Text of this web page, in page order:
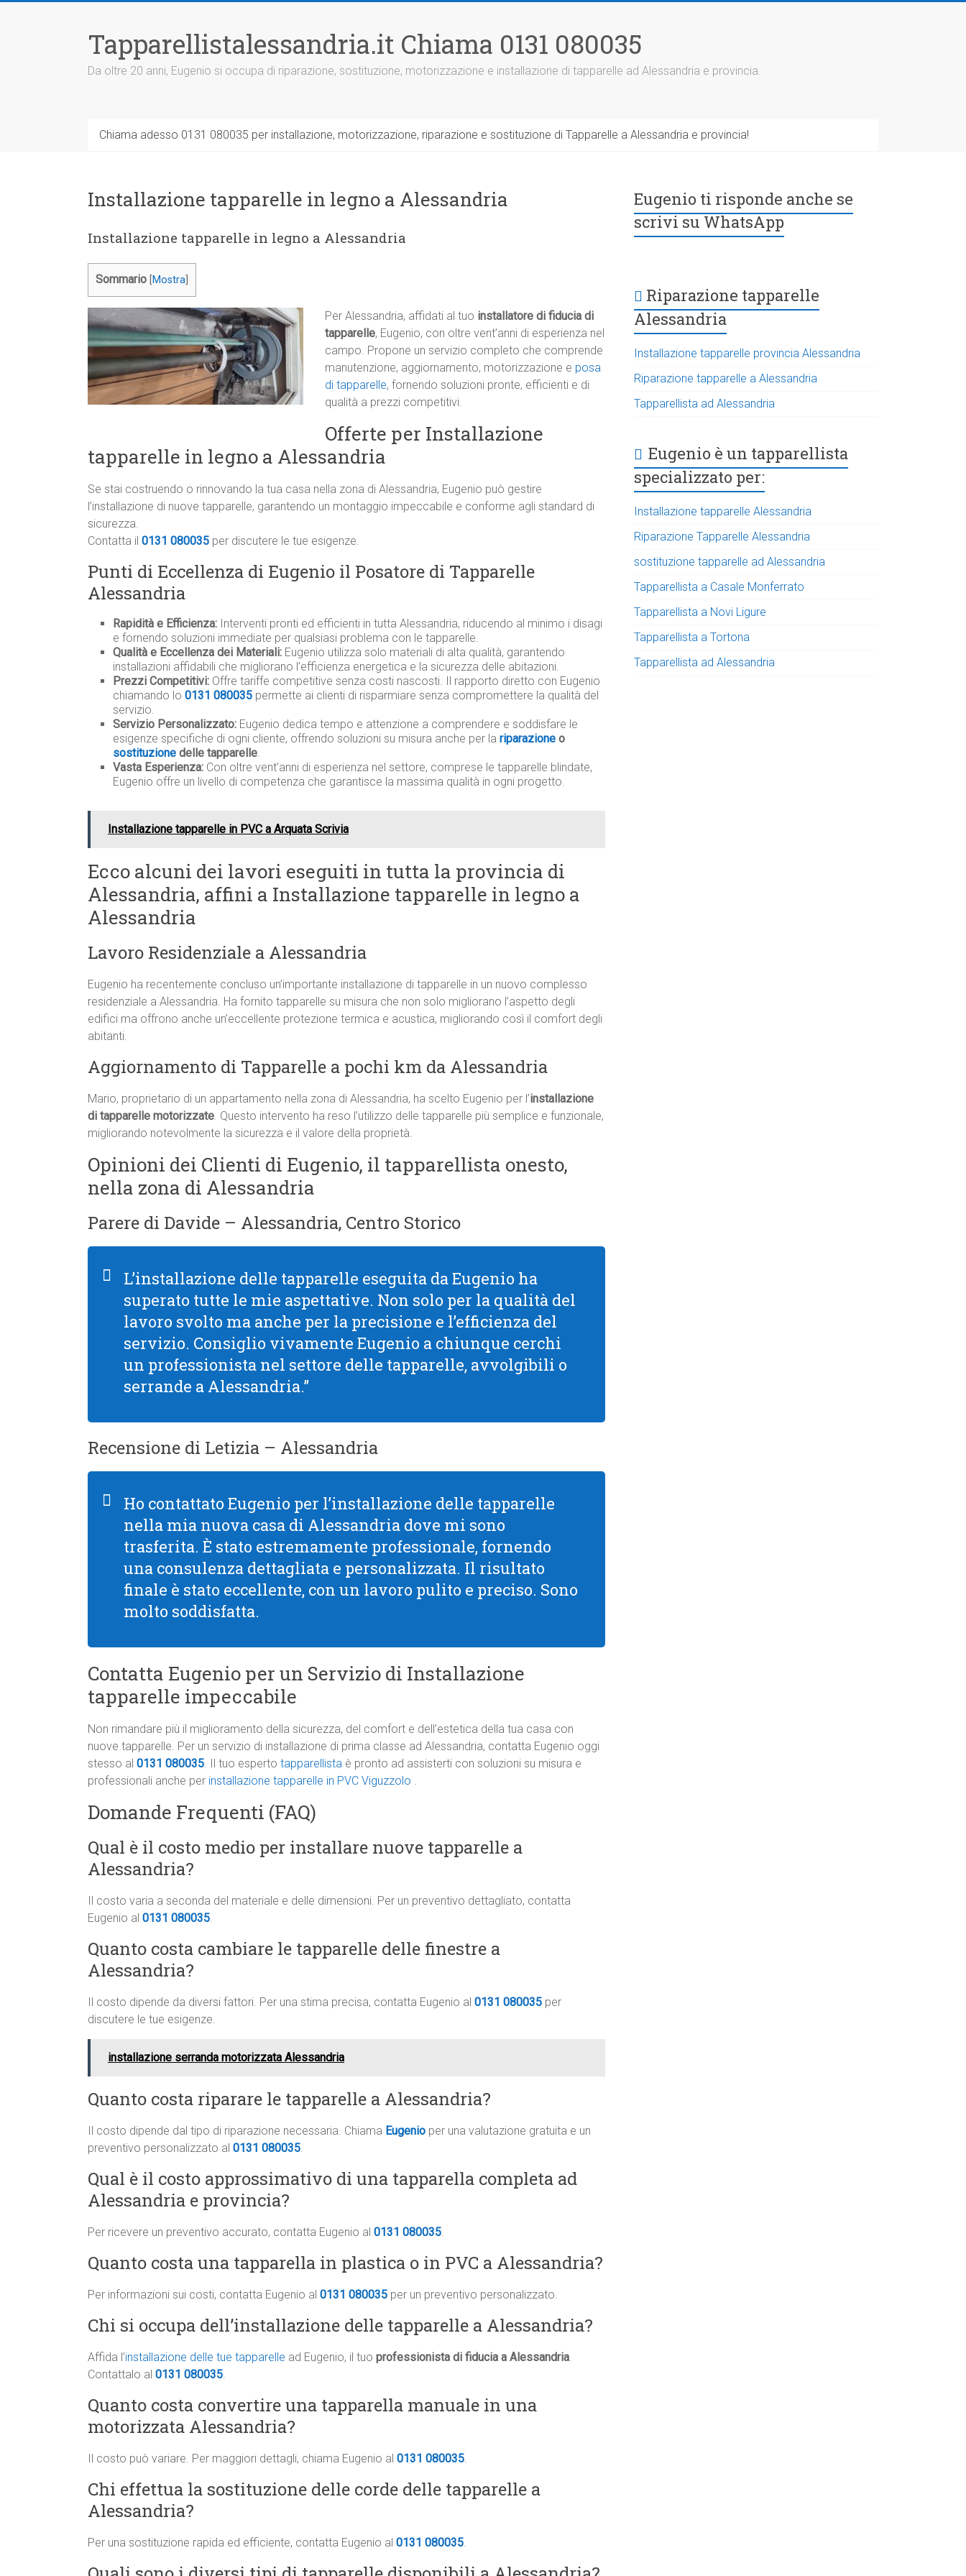
Tapparellistalessandria.it Chiama 0131 080035
Da oltre 20 anni, Eugenio si occupa di riparazione, sostituzione, motorizzazione e installazione di tapparelle ad Alessandria e provincia.
Chiama adesso 0131 080035 per installazione, motorizzazione, riparazione e sostituzione di Tapparelle a Alessandria e provincia!
Installazione tapparelle in legno a Alessandria
Installazione tapparelle in legno a Alessandria
Sommario Mostra
Per Alessandria, affidati al tuo installatore di fiducia di
tapparelle, Eugenio, con oltre vent’anni di esperienza nel
campo. Propone un servizio completo che comprende
manutenzione, aggiornamento, motorizzazione e posa
di tapparelle, fornendo soluzioni pronte, efficienti e di
qualità a prezzi competitivi.
Offerte per Installazione
tapparelle in legno a Alessandria
Se stai costruendo o rinnovando la tua casa nella zona di Alessandria, Eugenio può gestire
l’installazione di nuove tapparelle, garantendo un montaggio impeccabile e conforme agli standard di
sicurezza.
Contatta il 0131 080035 per discutere le tue esigenze.
Punti di Eccellenza di Eugenio il Posatore di Tapparelle
Alessandria
Rapidità e Efficienza: Interventi pronti ed efficienti in tutta Alessandria, riducendo al minimo i disagi
e fornendo soluzioni immediate per qualsiasi problema con le tapparelle.
Qualità e Eccellenza dei Materiali: Eugenio utilizza solo materiali di alta qualità, garantendo
installazioni affidabili che migliorano l’efficienza energetica e la sicurezza delle abitazioni.
Prezzi Competitivi: Offre tariffe competitive senza costi nascosti. Il rapporto diretto con Eugenio
chiamando lo 0131 080035 permette ai clienti di risparmiare senza compromettere la qualità del
servizio.
Servizio Personalizzato: Eugenio dedica tempo e attenzione a comprendere e soddisfare le
esigenze specifiche di ogni cliente, offrendo soluzioni su misura anche per la riparazione o
sostituzione delle tapparelle.
Vasta Esperienza: Con oltre vent’anni di esperienza nel settore, comprese le tapparelle blindate,
Eugenio offre un livello di competenza che garantisce la massima qualità in ogni progetto.
Installazione tapparelle in PVC a Arquata Scrivia
Ecco alcuni dei lavori eseguiti in tutta la provincia di
Alessandria, affini a Installazione tapparelle in legno a
Alessandria
Lavoro Residenziale a Alessandria
Eugenio ha recentemente concluso un’importante installazione di tapparelle in un nuovo complesso
residenziale a Alessandria. Ha fornito tapparelle su misura che non solo migliorano l’aspetto degli
edifici ma offrono anche un’eccellente protezione termica e acustica, migliorando così il comfort degli
abitanti.
Aggiornamento di Tapparelle a pochi km da Alessandria
Mario, proprietario di un appartamento nella zona di Alessandria, ha scelto Eugenio per l’installazione
di tapparelle motorizzate. Questo intervento ha reso l’utilizzo delle tapparelle più semplice e funzionale,
migliorando notevolmente la sicurezza e il valore della proprietà.
Opinioni dei Clienti di Eugenio, il tapparellista onesto,
nella zona di Alessandria
Parere di Davide – Alessandria, Centro Storico
L’installazione delle tapparelle eseguita da Eugenio ha
superato tutte le mie aspettative. Non solo per la qualità del
lavoro svolto ma anche per la precisione e l’efficienza del
servizio. Consiglio vivamente Eugenio a chiunque cerchi
un professionista nel settore delle tapparelle, avvolgibili o
serrande a Alessandria.”
Recensione di Letizia – Alessandria
Ho contattato Eugenio per l’installazione delle tapparelle
nella mia nuova casa di Alessandria dove mi sono
trasferita. È stato estremamente professionale, fornendo
una consulenza dettagliata e personalizzata. Il risultato
finale è stato eccellente, con un lavoro pulito e preciso. Sono
molto soddisfatta.
Contatta Eugenio per un Servizio di Installazione
tapparelle impeccabile
Non rimandare più il miglioramento della sicurezza, del comfort e dell’estetica della tua casa con
nuove tapparelle. Per un servizio di installazione di prima classe ad Alessandria, contatta Eugenio oggi
stesso al 0131 080035. Il tuo esperto tapparellista è pronto ad assisterti con soluzioni su misura e
professionali anche per installazione tapparelle in PVC Viguzzolo .
Domande Frequenti (FAQ)
Qual è il costo medio per installare nuove tapparelle a
Alessandria?
Il costo varia a seconda del materiale e delle dimensioni. Per un preventivo dettagliato, contatta
Eugenio al 0131 080035.
Quanto costa cambiare le tapparelle delle finestre a
Alessandria?
Il costo dipende da diversi fattori. Per una stima precisa, contatta Eugenio al 0131 080035 per
discutere le tue esigenze.
installazione serranda motorizzata Alessandria
Quanto costa riparare le tapparelle a Alessandria?
Il costo dipende dal tipo di riparazione necessaria. Chiama Eugenio per una valutazione gratuita e un
preventivo personalizzato al 0131 080035.
Qual è il costo approssimativo di una tapparella completa ad
Alessandria e provincia?
Per ricevere un preventivo accurato, contatta Eugenio al 0131 080035.
Quanto costa una tapparella in plastica o in PVC a Alessandria?
Per informazioni sui costi, contatta Eugenio al 0131 080035 per un preventivo personalizzato.
Chi si occupa dell’installazione delle tapparelle a Alessandria?
Affida l’installazione delle tue tapparelle ad Eugenio, il tuo professionista di fiducia a Alessandria.
Contattalo al 0131 080035.
Quanto costa convertire una tapparella manuale in una
motorizzata Alessandria?
Il costo può variare. Per maggiori dettagli, chiama Eugenio al 0131 080035.
Chi effettua la sostituzione delle corde delle tapparelle a
Alessandria?
Per una sostituzione rapida ed efficiente, contatta Eugenio al 0131 080035.
Eugenio ti risponde anche se
scrivi su WhatsApp
Riparazione tapparelle
Alessandria
Installazione tapparelle provincia Alessandria
Riparazione tapparelle a Alessandria
Tapparellista ad Alessandria
Eugenio è un tapparellista
specializzato per:
Installazione tapparelle Alessandria
Riparazione Tapparelle Alessandria
sostituzione tapparelle ad Alessandria
Tapparellista a Casale Monferrato
Tapparellista a Novi Ligure
Tapparellista a Tortona
Tapparellista ad Alessandria